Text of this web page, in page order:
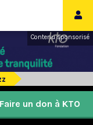
Contenu sponsorisé
Faire un don à KTO